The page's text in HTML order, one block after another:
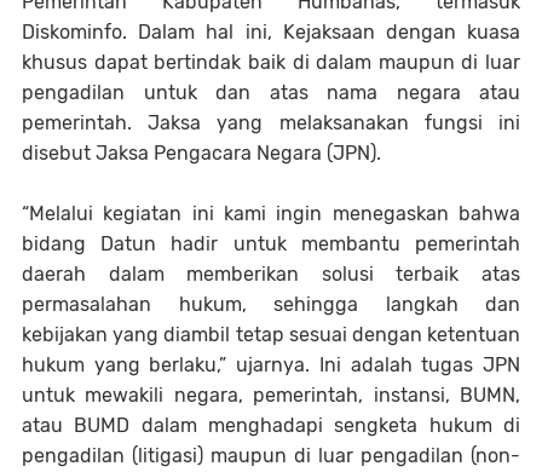
Diskominfo. Dalam hal ini, Kejaksaan dengan kuasa
khusus dapat bertindak baik di dalam maupun di luar
pengadilan untuk dan atas nama negara atau
pemerintah. Jaksa yang melaksanakan fungsi ini
disebut Jaksa Pengacara Negara (JPN).
“Melalui kegiatan ini kami ingin menegaskan bahwa
bidang Datun hadir untuk membantu pemerintah
daerah dalam memberikan solusi terbaik atas
permasalahan hukum, sehingga langkah dan
kebijakan yang diambil tetap sesuai dengan ketentuan
hukum yang berlaku,” ujarnya. Ini adalah tugas JPN
untuk mewakili negara, pemerintah, instansi, BUMN,
atau BUMD dalam menghadapi sengketa hukum di
pengadilan (litigasi) maupun di luar pengadilan (non-